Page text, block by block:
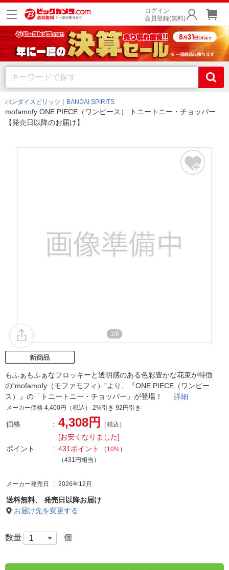
ログイン
会員登録(無料)
バンダイスピリッツ｜BANDAI SPIRITS
mofamofy ONE PIECE（ワンピース） トニートニー・チョッパー
【発売日以降のお届け】
1/6
もふぁもふぁなフロッキーと透明感のある色彩豊かな花束が特徴
の“mofamofy（モファモフィ）”より、『ONE PIECE（ワンピー
ス）』の「トニートニー・チョッパー」が登場！ 詳細
メーカー価格 4,400円（税込） 2%引き 92円引き
価格 4,308円 （税込）
[お安くなりました]
ポイント
431ポイント （ 10%）
（431円相当）
メーカー発売日 2026年12月
送料無料、
発売日以降お届け
お届け先を変更する
数量 個